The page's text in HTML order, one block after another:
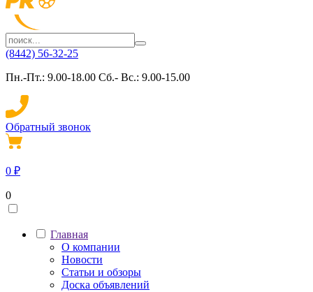
(8442) 56-32-25
Пн.-Пт.: 9.00-18.00 Сб.- Вс.: 9.00-15.00
Обратный звонок
0 ₽
0
Главная
О компании
Новости
Статьи и обзоры
Доска объявлений